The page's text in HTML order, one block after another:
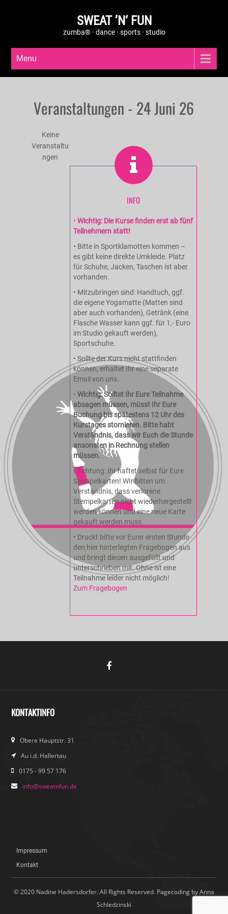
SWEAT ’N‘ FUN
zumba® · dance · sports · studio
Menu
Veranstaltungen - 24 Juni 26
INFO
•Wichtig: Die Kurse finden erst ab fünf
Teilnehmern statt!
• Bitte in Sportklamotten kommen –
es gibt keine direkte Umkleide. Platz
für Schuhe, Jacken, Taschen ist aber
vorhanden.
• Mitzubringen sind: Handtuch, ggf.
die eigene Yogamatte (Matten sind
aber auch vorhanden), Getränk (eine
Flasche Wasser kann ggf. für 1,- Euro
im Studio gekauft werden),
Sportschuhe.
• Sollte der Kurs nicht stattfinden
können, erhaltet Ihr eine separate
Email von uns.
•Wichtig: Solltet Ihr Eure Teilnahme
absagen müssen, müsst Ihr Eure
Buchung bis spätestens 12 Uhr des
Kurstages stornieren. Bitte habt
Verständnis, dass wir Euch die Stunde
ansonsten in Rechnung stellen
müssen.
• Achtung: Ihr haftet selbst für Eure
Stempelkarten! WIr bitten um
Verständnis, dass verlorene
Stempelkarten nicht wiederhergestellt
werden können und eine neue Karte
gekauft werden muss.
• Druckt bitte vor Eurer ersten Stunde
den hier hinterlegten Fragebogen aus
und bringt diesen ausgefüllt und
unterschrieben mit. Ohne ist eine
Teilnahme leider nicht möglich!
Zum Fragebogen
Keine
Veranstaltu
ngen
KONTAKTINFO
Obere Hauptstr. 31
Au i.d. Hallertau
0175 - 99 57 176
info@sweatnfun.de
Impressum
Kontakt
© 2020 Nadine Hadersdorfer. All Rights Reserved. Pagecoding by Anna
Schledzinski